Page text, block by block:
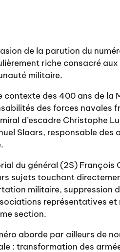
de la parution du
riche consacré
militaire.
contexte des 400 ans de la
des forces navales
d’escadre Christophe
Slaars, responsable
du général (2S) François
sujets touchant
militaire, suppression
représentatives et
section.
aborde par ailleurs de
: transformation des